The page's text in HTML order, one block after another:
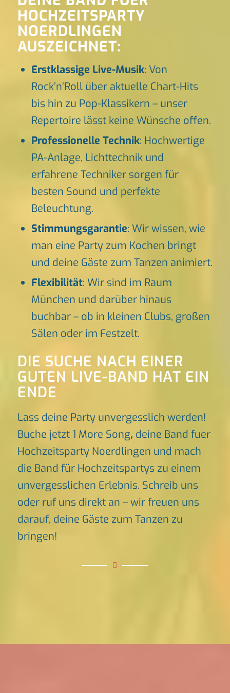
HOCHZEITSPARTY
NOERDLINGEN
AUSZEICHNET:
Erstklassige Live-Musik: Von
Rock’n’Roll über aktuelle Chart-Hits
bis hin zu Pop-Klassikern – unser
Repertoire lässt keine Wünsche offen.
Professionelle Technik: Hochwertige
PA-Anlage, Lichttechnik und
erfahrene Techniker sorgen für
besten Sound und perfekte
Beleuchtung.
Stimmungsgarantie: Wir wissen, wie
man eine Party zum Kochen bringt
und deine Gäste zum Tanzen animiert.
Flexibilität: Wir sind im Raum
München und darüber hinaus
buchbar – ob in kleinen Clubs, großen
Sälen oder im Festzelt.
DIE SUCHE NACH EINER
GUTEN LIVE-BAND HAT EIN
ENDE
Lass deine Party unvergesslich werden!
Buche jetzt 1 More Song, deine Band fuer
Hochzeitsparty Noerdlingen und mach
die Band für Hochzeitspartys zu einem
unvergesslichen Erlebnis. Schreib uns
oder ruf uns direkt an – wir freuen uns
darauf, deine Gäste zum Tanzen zu
bringen!